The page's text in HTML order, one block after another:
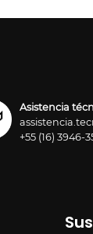
Asistencia
+55 (16) 3946-